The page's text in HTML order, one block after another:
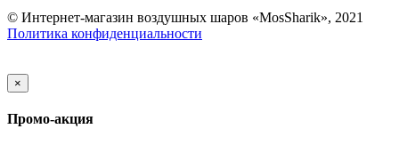
© Интернет-магазин воздушных шаров «MosSharik», 2021
Политика конфиденциальности
×
Промо-акция